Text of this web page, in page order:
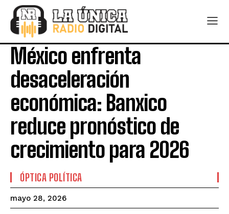
México enfrenta
desaceleración
económica: Banxico
reduce pronóstico de
crecimiento para 2026
ÓPTICA POLÍTICA
mayo 28, 2026